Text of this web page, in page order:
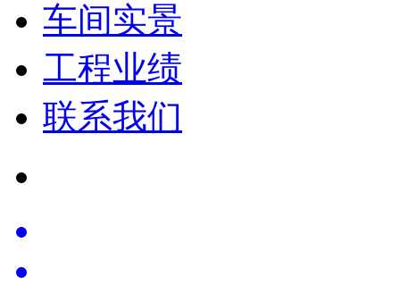
车间实景
工程业绩
联系我们